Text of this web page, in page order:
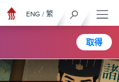
取得
ENG / 繁